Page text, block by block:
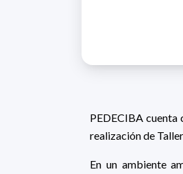
PEDECIBA cuenta
realización de
En un ambiente